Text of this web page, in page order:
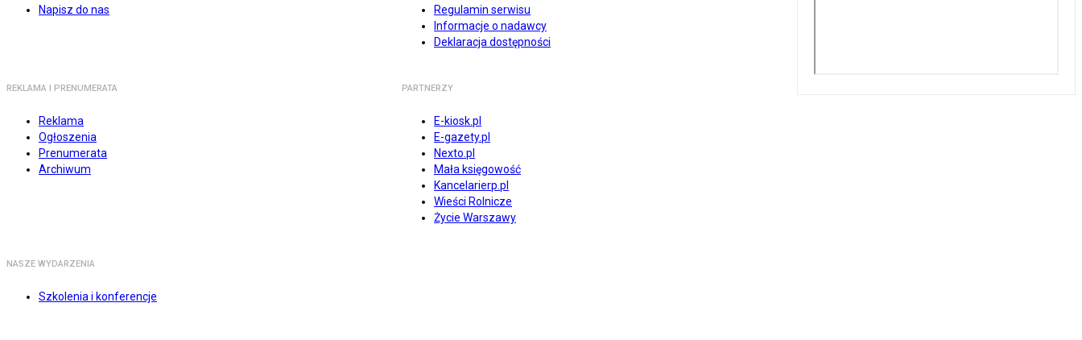
Napisz do nas
Regulamin serwisu
Informacje o nadawcy
Deklaracja dostępności
REKLAMA I PRENUMERATA
Reklama
Ogłoszenia
Prenumerata
Archiwum
PARTNERZY
E-kiosk.pl
E-gazety.pl
Nexto.pl
Mała księgowość
Kancelarierp.pl
Wieści Rolnicze
Życie Warszawy
NASZE WYDARZENIA
Szkolenia i konferencje